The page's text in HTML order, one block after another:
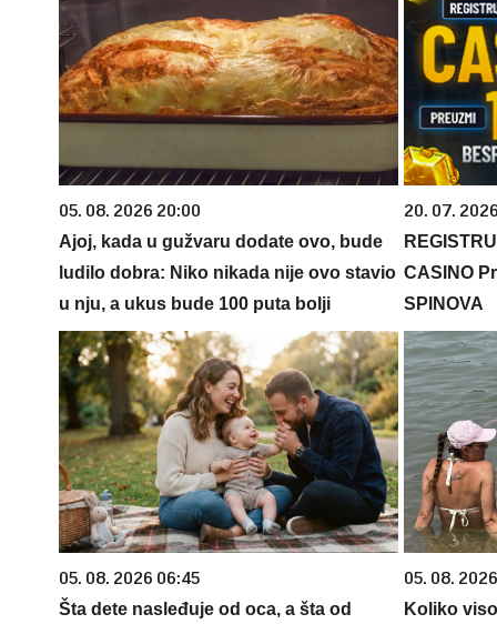
05. 08. 2026 20:00
Ajoj, kada u gužvaru dodate ovo, bude
ludilo dobra: Niko nikada nije ovo stavio
u nju, a ukus bude 100 puta bolji
20. 07.
CASINO
SPINOVA
05. 08. 2026 06:45
Šta dete nasleđuje od oca, a šta od
05. 08.
Koliko